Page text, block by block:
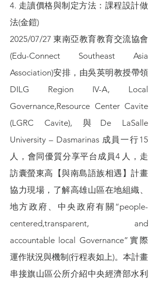
4. 走讀價格與制定方法：課程設計做
法(金鎧)
2025/07/27 東南亞教育教育交流協會
(Edu-Connect Southeast Asia
Association)安排，由吳英明教授帶領
DILG Region IV-A, Local
Governance,Resource Center Cavite
(LGRC Cavite), 與De LaSalle
University – Dasmarinas 成員一行15
人，會同優質分享平台成員4 人，走
訪囊螢東高【與南島語族相遇】計畫
協力現場，了解高雄山區在地組織、
地方政府、中央政府有關“people-
centered,transparent, and
accountable local Governance”實際
運作狀況與機制(行程表如上)。本計畫
串接旗山區公所介紹中央經濟部水利